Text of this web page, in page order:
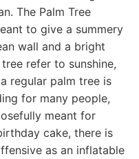
The Palm Tree
to give a summery
wall and a bright
refer to sunshine,
regular palm tree is
for many people,
meant for
cake, there is
as an inflatable